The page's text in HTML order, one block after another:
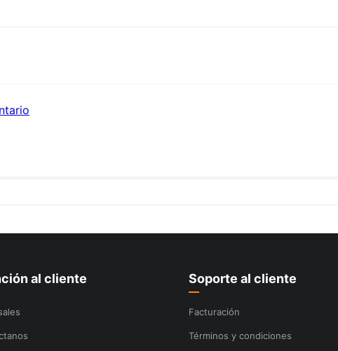
al cliente Soporte al cliente
Facturación
Términos y condiciones